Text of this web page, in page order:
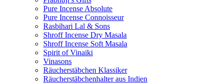
Pure Incense Absolute
Pure Incense Connoisseur
Rasbihari Lal & Sons
Shroff Incense Dry Masala
Shroff Incense Soft Masala
Spirit of Vinaiki
Vinasons
Räucherstäbchen Klassiker
Räucherstäbchenhalter aus Indien